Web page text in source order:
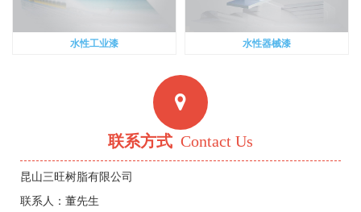
水性工业漆 水性器械漆
联系方式 Contact Us
昆山三旺树脂有限公司
联系人：董先生